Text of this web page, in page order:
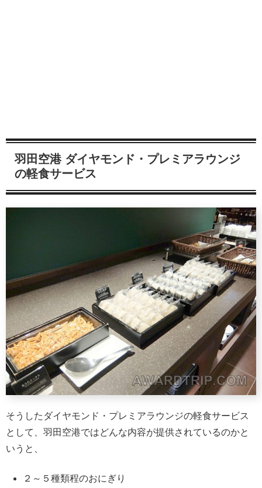
羽田空港 ダイヤモンド・プレミアラウンジ
の軽食サービス
そうしたダイヤモンド・プレミアラウンジの軽食サービス
として、羽田空港ではどんな内容が提供されているのかと
いうと、
２～５種類程のおにぎり